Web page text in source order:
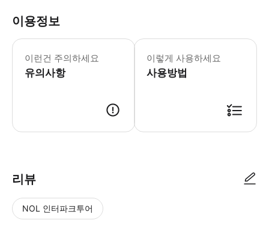
이용정보
이런건 주의하세요
유의사항
✔️캐나다eTA • 캐나다에 항공편을 이
이렇게 사용하세요
사용방법
리뷰
NOL 인터파크투어